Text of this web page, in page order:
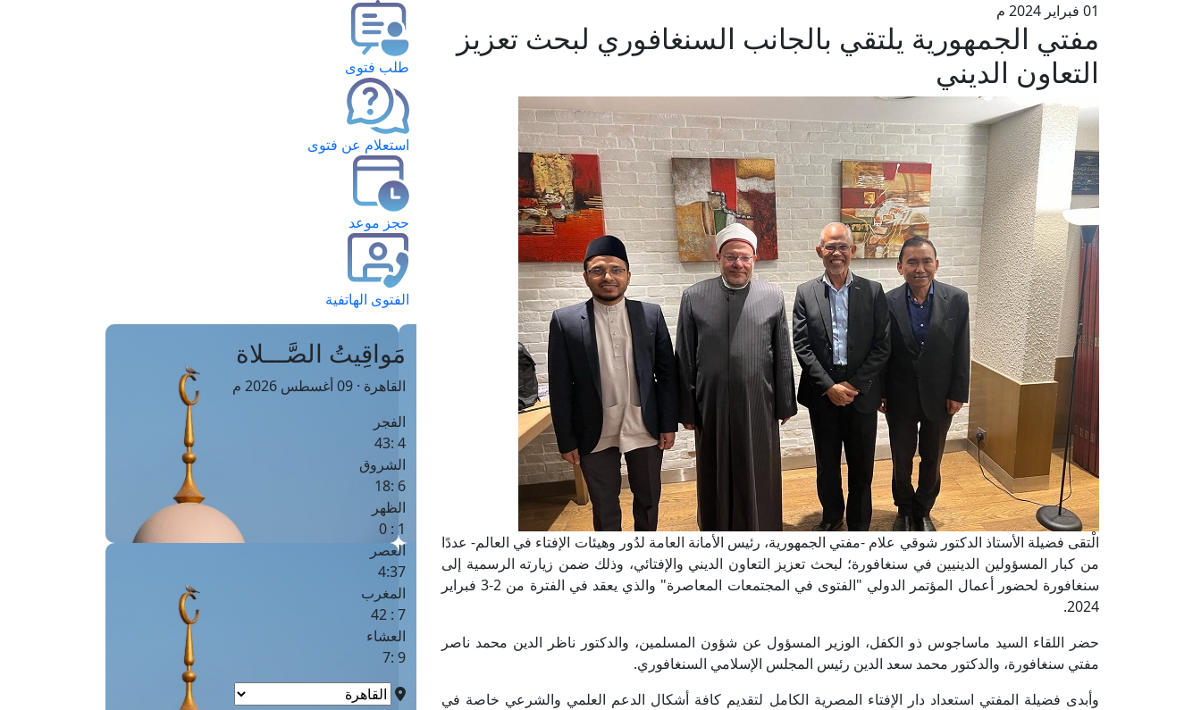
01 فبراير 2024 م
مفتي الجمهورية يلتقي بالجانب السنغافوري لبحث تعزيز
التعاون الديني
الْتقى فضيلة الأستاذ الدكتور شوقي علام -مفتي الجمهورية، رئيس الأمانة العامة لدُور وهيئات الإفتاء في العالم- عددًا
من كبار المسؤولين الدينيين في سنغافورة؛ لبحث تعزيز التعاون الديني والإفتائي، وذلك ضمن زيارته الرسمية إلى
سنغافورة لحضور أعمال المؤتمر الدولي "الفتوى في المجتمعات المعاصرة" والذي يعقد في الفترة من 2-3 فبراير
2024.
حضر اللقاء السيد ماساجوس ذو الكفل، الوزير المسؤول عن شؤون المسلمين، والدكتور ناظر الدين محمد ناصر
مفتي سنغافورة، والدكتور محمد سعد الدين رئيس المجلس الإسلامي السنغافوري.
وأبدى فضيلة المفتي استعداد دار الإفتاء المصرية الكامل لتقديم كافة أشكال الدعم العلمي والشرعي خاصة في
طلب فتوى
استعلام عن فتوى
حجز موعد
الفتوى الهاتفية
مَواقِيتُ الصَّـــلاة
القاهرة · 09 أغسطس 2026 م
الفجر
4 :43
الشروق
6 :18
الظهر
1 : 0
العصر
4:37
المغرب
7 : 42
العشاء
9 :7